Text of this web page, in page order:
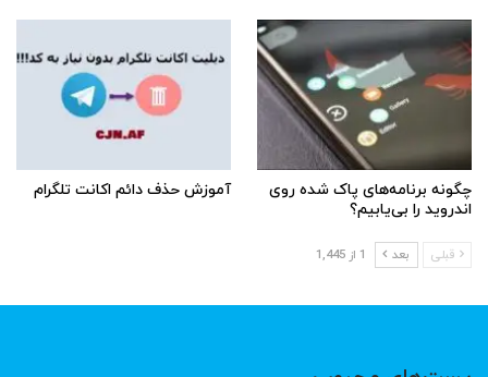
چگونه برنامه‌های پاک شده روی
اندروید را بی‌یابیم؟
آموزش حذف دائم اکانت تلگرام
قبلی بعد 1 از 1,445